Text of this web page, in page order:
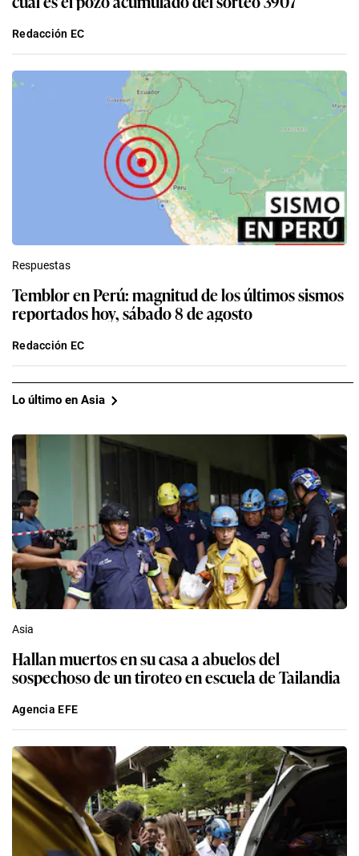
Redacción EC
Respuestas
Temblor en Perú: magnitud de los últimos sismos
reportados hoy, sábado 8 de agosto
Redacción EC
Lo último en Asia
Asia
Hallan muertos en su casa a abuelos del
sospechoso de un tiroteo en escuela de Tailandia
Agencia EFE